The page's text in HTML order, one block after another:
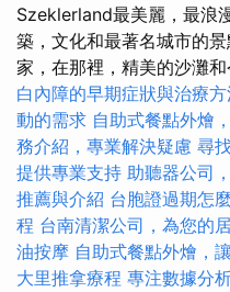
Szeklerland最美麗，最浪
築，文化和最著名城市的
家，在那裡，精美的沙灘和
白內障的早期症狀與治療
動的需求 自助式餐點外燴
務介紹，專業解決疑慮 尋
提供專業支持 助聽器公司
推薦與介紹 台胞證過期怎
程 台南清潔公司，為您的
油按摩 自助式餐點外燴，
大里推拿療程 專注數據分